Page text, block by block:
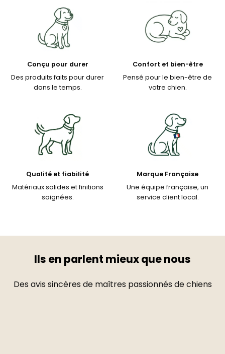
Conçu pour durer
Des produits faits pour durer
dans le temps.
Confort et bien-être
Pensé pour le bien-être de
votre chien.
Qualité et fiabilité
Matériaux solides et finitions
soignées.
Marque Française
Une équipe française, un
service client local.
Ils en parlent mieux que nous
Des avis sincères de maîtres passionnés de chiens